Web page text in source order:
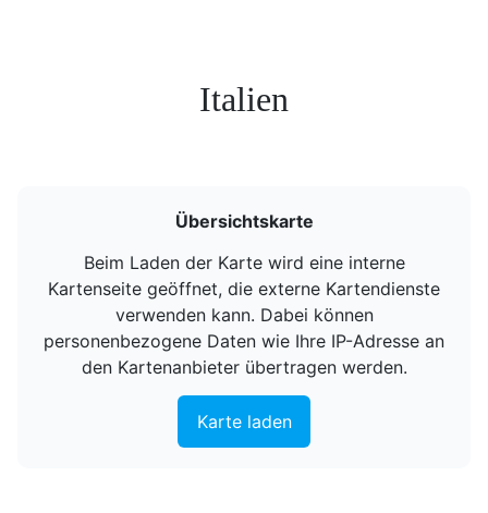
Italien
Übersichtskarte
Beim Laden der Karte wird eine interne
Kartenseite geöffnet, die externe Kartendienste
verwenden kann. Dabei können
personenbezogene Daten wie Ihre IP-Adresse an
den Kartenanbieter übertragen werden.
Karte laden